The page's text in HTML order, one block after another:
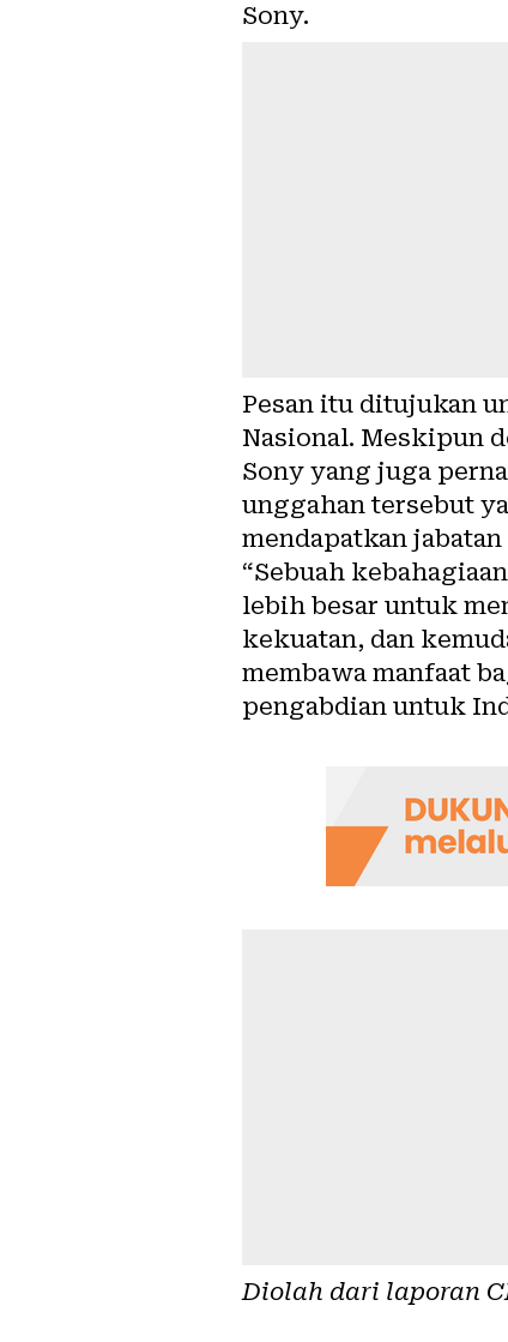
Sony.
Pesan itu ditujukan
Nasional. Meskipun
Sony yang juga
unggahan tersebut
mendapatkan
“Sebuah
lebih besar untuk
kekuatan, dan
membawa manfaat
pengabdian untuk
Diolah dari laporan